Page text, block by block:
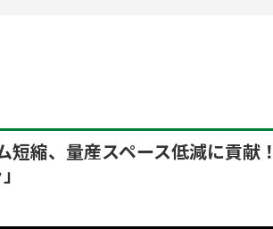
短縮、量産スペース低減に貢献